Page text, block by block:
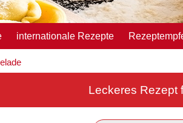
internationale Rezepte
Leckeres Rezept